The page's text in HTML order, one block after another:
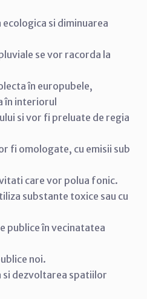
si diminuarea
se vor racorda la
în europubele,
în interiorul
si vor fi preluate de regia
fi omologate, cu emisii sub
care vor polua fonic.
substante toxice sau cu
publice în vecinatatea
noi.
dezvoltarea spatiilor